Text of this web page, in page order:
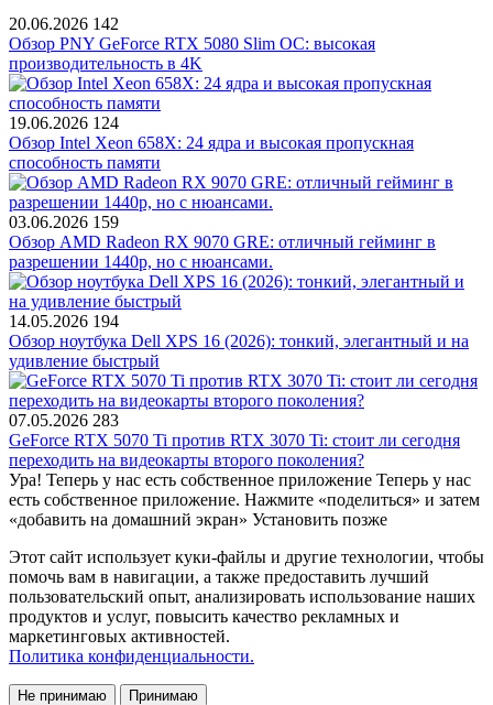
20.06.2026 142
Обзор PNY GeForce RTX 5080 Slim OC: высокая
производительность в 4K
19.06.2026 124
Обзор Intel Xeon 658X: 24 ядра и высокая пропускная
способность памяти
03.06.2026 159
Обзор AMD Radeon RX 9070 GRE: отличный гейминг в
разрешении 1440p, но с нюансами.
14.05.2026 194
Обзор ноутбука Dell XPS 16 (2026): тонкий, элегантный и на
удивление быстрый
07.05.2026 283
GeForce RTX 5070 Ti против RTX 3070 Ti: стоит ли сегодня
переходить на видеокарты второго поколения?
Ура! Теперь у нас есть собственное приложение Теперь у нас
есть собственное приложение. Нажмите «поделиться» и затем
«добавить на домашний экран» Установить позже
Этот сайт использует куки-файлы и другие технологии, чтобы
помочь вам в навигации, а также предоставить лучший
пользовательский опыт, анализировать использование наших
продуктов и услуг, повысить качество рекламных и
маркетинговых активностей.
Политика конфиденциальности.
Не принимаю Принимаю